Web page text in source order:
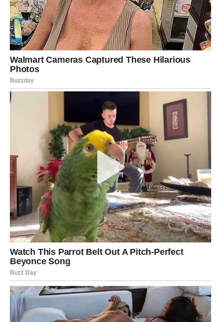
LED I MENJA PLANOVE
Jarčevi veruju u stabilnost, strukturu i kontrolu. Njihov
život je plan, strategija, cilj. Emocije su često na drugom
mestu, jer sigurnost dolazi pre svega.
Ali univerzum sada ima drugačije planove.
U život Jarca ulazi osoba koja ne razume zidove – jer ih
jednostavno ne vidi. Ona dolazi sa toplinom, spontanošću
i energijom koja razbija rigidne okvire u kojima Jarac
funkcioniše.
Ono što će Jarca najviše zbuniti jeste osećaj lakoće.
Pored ove osobe neće morati da planira svaki korak.
Neće morati da se štiti. Neće morati da dokazuje svoju
snagu.
Biće prihvaćen.
I upravo to će promeniti sve.
Jarčevi su navikli da sami nose teret života. Ali ova osoba
dolazi da pokaže da teret može da se deli. Da sreća nije
slabost. Da ljubav nije prepreka ciljevima – već energija